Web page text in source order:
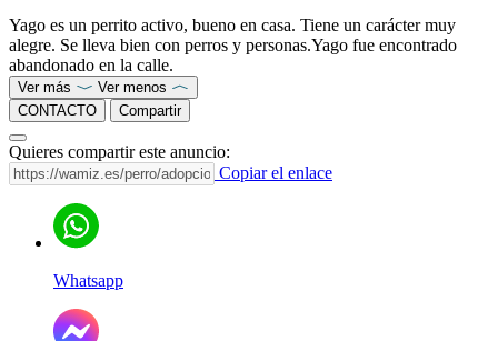
Yago es un perrito activo, bueno en casa. Tiene un carácter muy
alegre. Se lleva bien con perros y personas.Yago fue encontrado
abandonado en la calle.
Ver más
Ver menos
CONTACTO
Compartir
Quieres compartir este anuncio:
Copiar el enlace
Whatsapp